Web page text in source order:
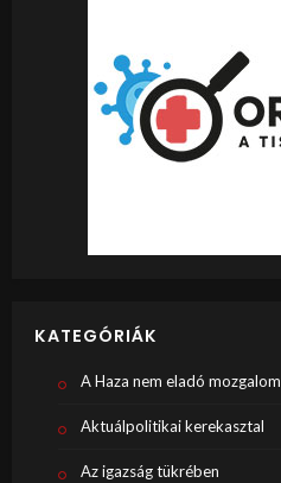
KATEGÓRIÁK
A Haza nem eladó mozgalom
Aktuálpolitikai kerekasztal
Az igazság tükrében